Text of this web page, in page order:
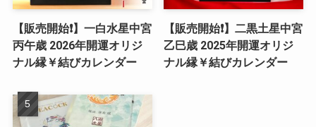
【販売開始❗️】一白水星中宮
丙午歳 2026年開運オリジ
ナル縁￥結びカレンダー
【販売開始❗️】二黒土星中宮
乙巳歳 2025年開運オリジ
ナル縁￥結びカレンダー